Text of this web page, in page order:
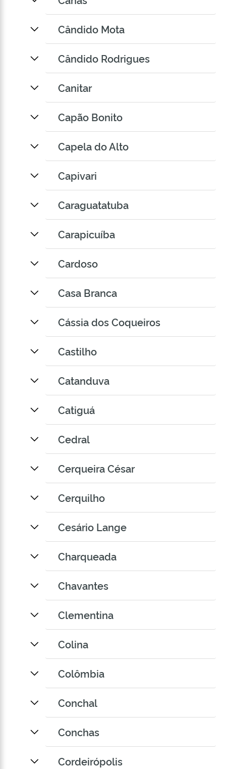
Cândido Mota
Cândido Rodrigues
Canitar
Capão Bonito
Capela do Alto
Capivari
Caraguatatuba
Carapicuíba
Cardoso
Casa Branca
Cássia dos Coqueiros
Castilho
Catanduva
Catiguá
Cedral
Cerqueira César
Cerquilho
Cesário Lange
Charqueada
Chavantes
Clementina
Colina
Colômbia
Conchal
Conchas
Cordeirópolis